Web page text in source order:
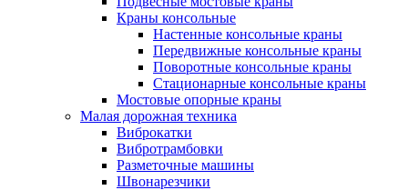
Краны консольные
Настенные консольные краны
Передвижные консольные краны
Поворотные консольные краны
Стационарные консольные краны
Мостовые опорные краны
Малая дорожная техника
Виброкатки
Вибротрамбовки
Разметочные машины
Швонарезчики